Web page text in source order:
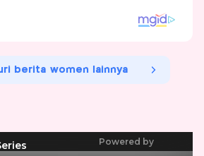
berita women lainnya